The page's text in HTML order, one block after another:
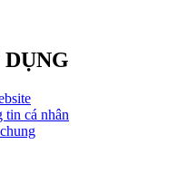
tin cá nhân